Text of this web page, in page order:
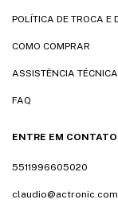
POLÍTICA DE TROCA E
COMO COMPRAR
ASSISTÊNCIA TÉCNICA
FAQ
ENTRE EM CONTATO
5511996605020